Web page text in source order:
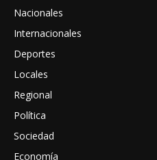
Nacionales
Internacionales
Deportes
Locales
Regional
Política
Sociedad
Economía